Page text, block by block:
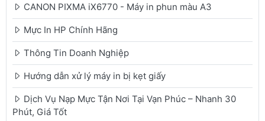
CANON PIXMA iX6770 - Máy in phun màu A3
Mực In HP Chính Hãng
Thông Tin Doanh Nghiệp
Hướng dẫn xử lý máy in bị kẹt giấy
Dịch Vụ Nạp Mực Tận Nơi Tại Vạn Phúc – Nhanh 30
Phút, Giá Tốt